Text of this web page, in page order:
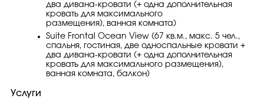
два дивана-кровати (+ одна дополнительная
кровать для максимального
размещения), ванная комната)
Suite Frontal Ocean View (67 кв.м., макс. 5 чел.,
спальня, гостиная, две односпальные кровати +
два дивана-кровати (+ одна дополнительная
кровать для максимального размещения),
ванная комната, балкон)
Услуги